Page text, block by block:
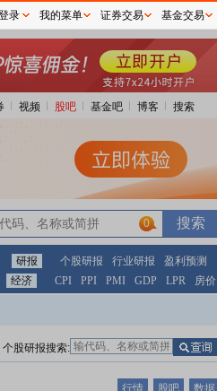
视频 股吧 基金吧 博客 搜索
0
研报 个股研报 行业研报
盈利预测
经济 CPI PPI PMI GDP LPR 房价
个股研报搜索:
行情 股吧 数据
录 我的菜单 证券交易 基金交易